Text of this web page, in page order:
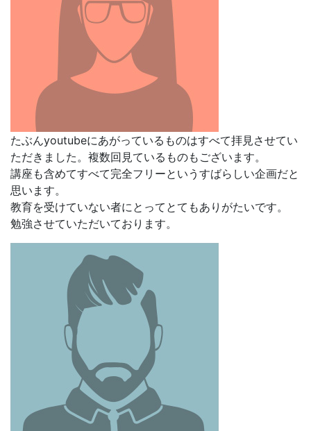
たぶんyoutubeにあがっているものはすべて拝見させてい
ただきました。複数回見ているものもございます。
講座も含めてすべて完全フリーというすばらしい企画だと
思います。
教育を受けていない者にとってとてもありがたいです。
勉強させていただいております。